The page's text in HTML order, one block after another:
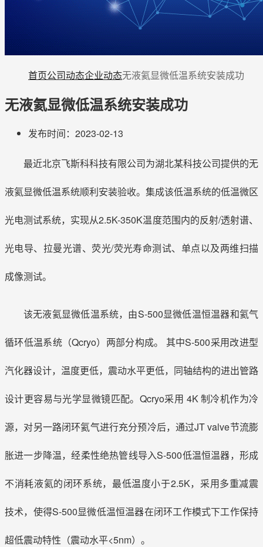
首页公司动态企业动态无液氦显微低温系统安装成功
无液氦显微低温系统安装成功
发布时间：2023-02-13
最近北京飞斯科科技有限公司为湖北某科技公司提供的无
液氦显微低温系统顺利安装验收。集成该低温系统的低温微区
光电测试系统，实现从2.5K-350K温度范围内的反射/透射谱、
光电导、拉曼光谱、荧光/荧光寿命测试、单点以及两维扫描
成像测试。
该无液氦显微低温系统，由S-500显微低温恒温器和氦气
循环低温系统（Qcryo）两部分构成。 其中S-500采用改进型
汽化器设计，温度更低，震动水平更低，同轴结构的进出管路
设计更容易与光学显微镜匹配。Qcryo采用 4K 制冷机作为冷
源，对另一路闭环氦气进行充分预冷后，通过JT valve节流膨
胀进一步降温，经柔性绝热管线导入S-500低温恒温器，形成
不消耗液氦的闭环系统，最低温度小于2.5K，采用多重减震
技术，使得S-500显微低温恒温器在闭环工作模式下工作保持
超低震动特性（震动水平<5nm）。